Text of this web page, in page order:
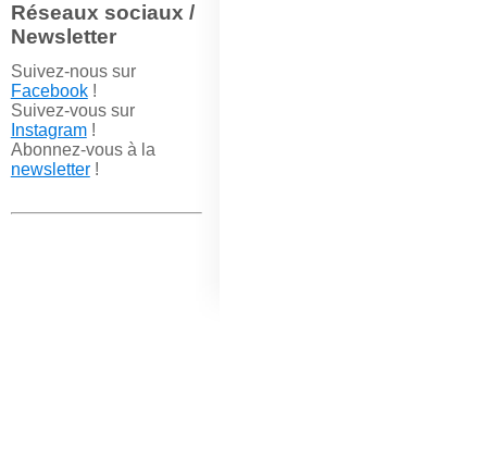
Réseaux sociaux /
Newsletter
Suivez-nous sur
Facebook!
Suivez-vous sur
Instagram!
Abonnez-vous à la
newsletter!